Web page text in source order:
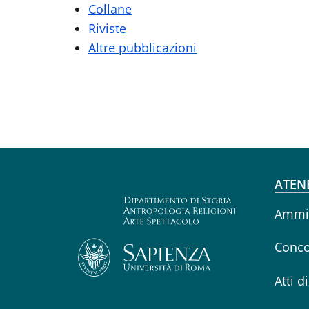
Collane
Riviste
Altre pubblicazioni
Atti